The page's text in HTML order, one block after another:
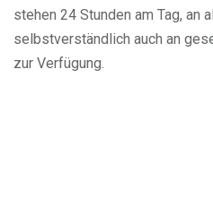
stehen 24 Stunden am Tag, an
selbstverständlich auch an
zur Verfügung.